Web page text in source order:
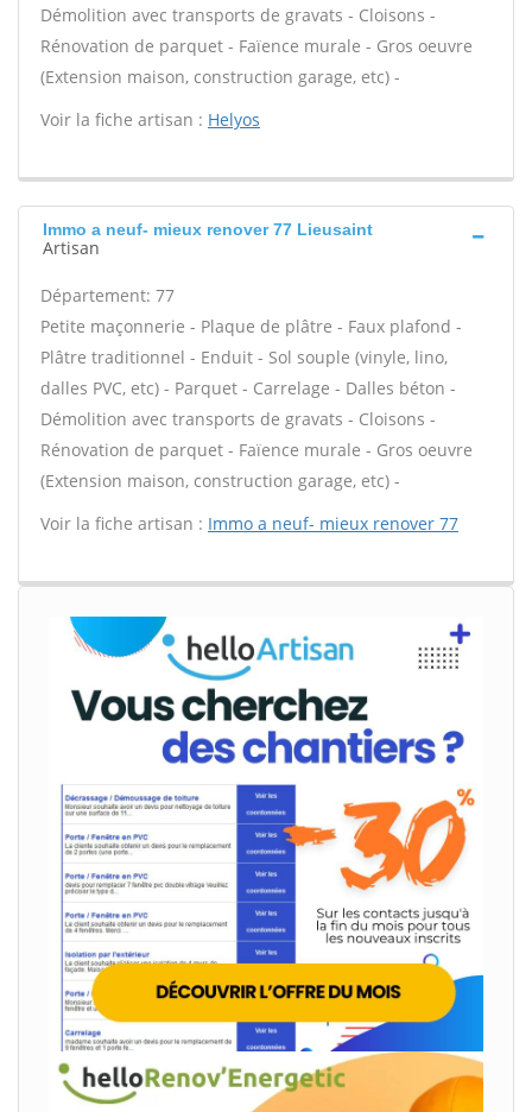
Démolition avec transports de gravats - Cloisons -
Rénovation de parquet - Faïence murale - Gros oeuvre
(Extension maison, construction garage, etc) -
Voir la fiche artisan : Helyos
Immo a neuf- mieux renover 77 Lieusaint
Artisan
Département: 77
Petite maçonnerie - Plaque de plâtre - Faux plafond -
Plâtre traditionnel - Enduit - Sol souple (vinyle, lino,
dalles PVC, etc) - Parquet - Carrelage - Dalles béton -
Démolition avec transports de gravats - Cloisons -
Rénovation de parquet - Faïence murale - Gros oeuvre
(Extension maison, construction garage, etc) -
Voir la fiche artisan : Immo a neuf- mieux renover 77